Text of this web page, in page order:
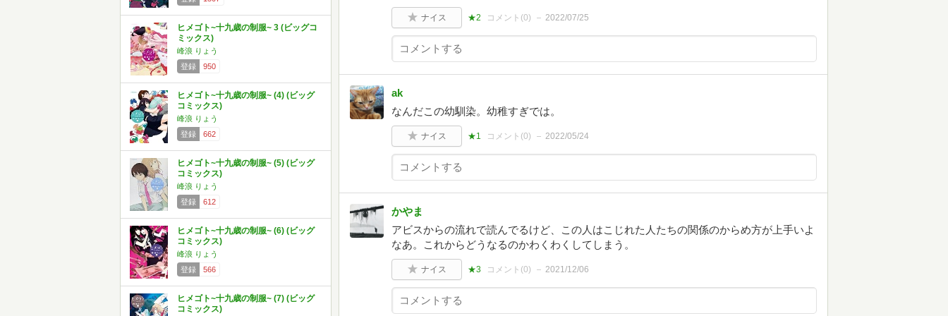
ヒメゴト~十九歳の制服~ 3 (ビッグコ
ミックス)
峰浪 りょう
登録
950
ヒメゴト~十九歳の制服~ (4) (ビッグ
コミックス)
峰浪 りょう
登録
662
ヒメゴト~十九歳の制服~ (5) (ビッグ
コミックス)
峰浪 りょう
登録
612
ヒメゴト~十九歳の制服~ (6) (ビッグ
コミックス)
峰浪 りょう
登録
566
ヒメゴト~十九歳の制服~ (7) (ビッグ
コミックス)
ナイス ★2 コメント(0) 2022/07/25
ak
なんだこの幼馴染。幼稚すぎでは。
ナイス ★1 コメント(0) 2022/05/24
かやま
アビスからの流れで読んでるけど、この人はこじれた人たちの関係のからめ方が上手いよ
なあ。これからどうなるのかわくわくしてしまう。
ナイス ★3 コメント(0) 2021/12/06